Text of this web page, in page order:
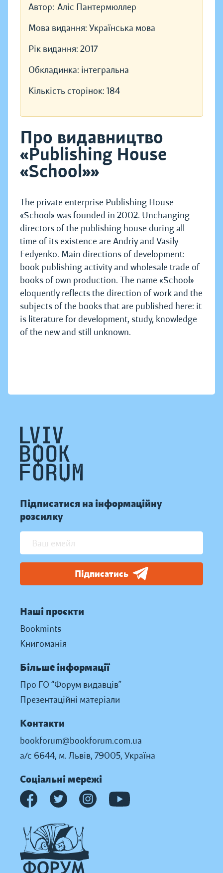
Автор: Аліс Пантермюллер
Мова видання: Українська мова
Рік видання: 2017
Обкладинка: інтегральна
Кількість сторінок: 184
Про видавництво
«Publishing House
«School»»
The private enterprise Publishing House
«School» was founded in 2002. Unchanging
directors of the publishing house during all
time of its existence are Andriy and Vasily
Fedyenko. Main directions of development:
book publishing activity and wholesale trade of
books of own production. The name «School»
eloquently reflects the direction of work and the
subjects of the books that are published here: it
is literature for development, study, knowledge
of the new and still unknown.
Підписатися на інформаційну
розсилку
Підписатись
Наші проєкти
Bookmints
Книгоманія
Більше інформації
Про ГО “Форум видавців”
Презентаційні матеріали
Контакти
bookforum@bookforum.com.ua
а/с 6644, м. Львів, 79005, Україна
Соціальні мережі